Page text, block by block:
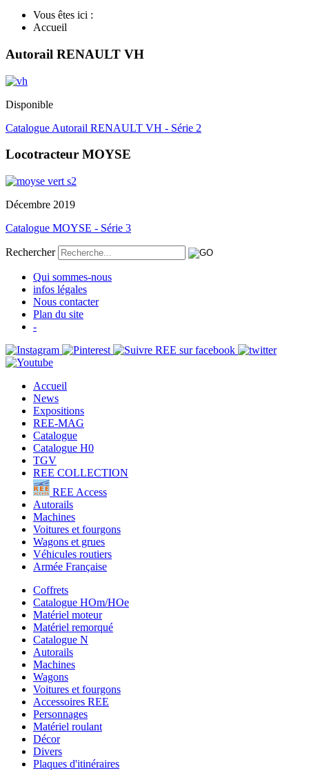
Vous êtes ici :
Accueil
Autorail RENAULT VH
Disponible
Catalogue Autorail RENAULT VH - Série 2
Locotracteur MOYSE
Décembre 2019
Catalogue MOYSE - Série 3
Rechercher
Qui sommes-nous
infos légales
Nous contacter
Plan du site
-
Accueil
News
Expositions
REE-MAG
Catalogue
Catalogue H0
TGV
REE COLLECTION
REE Access
Autorails
Machines
Voitures et fourgons
Wagons et grues
Véhicules routiers
Armée Française
Coffrets
Catalogue HOm/HOe
Matériel moteur
Matériel remorqué
Catalogue N
Autorails
Machines
Wagons
Voitures et fourgons
Accessoires REE
Personnages
Matériel roulant
Décor
Divers
Plaques d'itinéraires